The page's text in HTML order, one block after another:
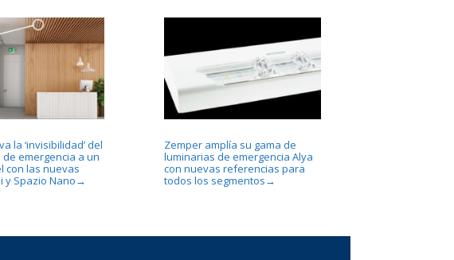
la ‘invisibilidad’ del
emergencia a un
con las nuevas
y Spazio Nano →
Zemper amplía su gama de
luminarias de emergencia Alya
con nuevas referencias para
todos los segmentos →